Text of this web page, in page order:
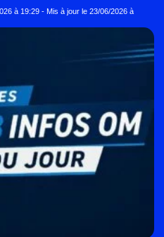
à 19:29 - Mis à jour le 23/06/2026 à